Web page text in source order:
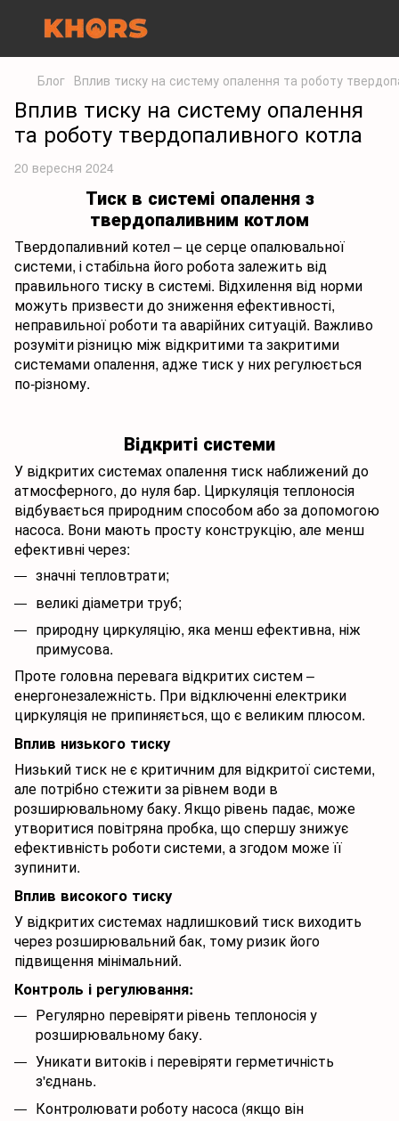
Блог Вплив тиску на систему опалення та роботу
Вплив тиску на систему опалення
та роботу твердопаливного котла
20 вересня 2024
Тиск в системі опалення з
твердопаливним котлом
Твердопаливний котел – це серце опалювальної
системи, і стабільна його робота залежить від
правильного тиску в системі. Відхилення від норми
можуть призвести до зниження ефективності,
неправильної роботи та аварійних ситуацій. Важливо
розуміти різницю між відкритими та закритими
системами опалення, адже тиск у них регулюється
по-різному.
Відкриті системи
У відкритих системах опалення тиск наближений до
атмосферного, до нуля бар. Циркуляція теплоносія
відбувається природним способом або за допомогою
насоса. Вони мають просту конструкцію, але менш
ефективні через:
значні тепловтрати;
великі діаметри труб;
природну циркуляцію, яка менш ефективна, ніж
примусова.
Проте головна перевага відкритих систем –
енергонезалежність. При відключенні електрики
циркуляція не припиняється, що є великим плюсом.
Вплив низького тиску
Низький тиск не є критичним для відкритої системи,
але потрібно стежити за рівнем води в
розширювальному баку. Якщо рівень падає, може
утворитися повітряна пробка, що спершу знижує
ефективність роботи системи, а згодом може її
зупинити.
Вплив високого тиску
У відкритих системах надлишковий тиск виходить
через розширювальний бак, тому ризик його
підвищення мінімальний.
Контроль і регулювання:
Регулярно перевіряти рівень теплоносія у
розширювальному баку.
Уникати витоків і перевіряти герметичність
з'єднань.
Контролювати роботу насоса (якщо він